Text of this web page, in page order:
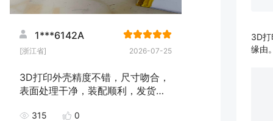
1***6142A
[浙江省] 2026-07-25
3D打印外壳精度不错，尺寸吻合，
表面处理干净，装配顺利，发货速
315 0
3D
缘由